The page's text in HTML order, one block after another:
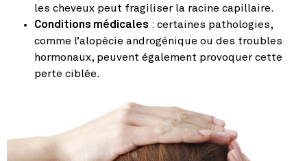
les cheveux peut fragiliser la racine capillaire.
Conditions médicales : certaines pathologies,
comme l’alopécie androgénique ou des troubles
hormonaux, peuvent également provoquer cette
perte ciblée.